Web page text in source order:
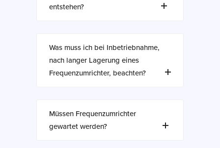
entstehen?
Was muss ich bei Inbetriebnahme,
nach langer Lagerung eines
Frequenzumrichter, beachten?
Müssen Frequenzumrichter
gewartet werden?